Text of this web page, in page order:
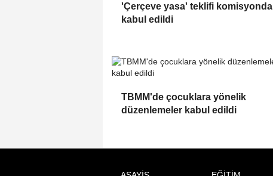
'Çerçeve yasa' teklifi komisyonda
kabul edildi
TBMM'de çocuklara yönelik
düzenlemeler kabul edildi